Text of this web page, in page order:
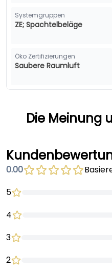
Systemgruppen
ZE; Spachtelbeläge
Öko Zertifizierungen
Saubere Raumluft
Die Meinung
0.00
5
4
3
2